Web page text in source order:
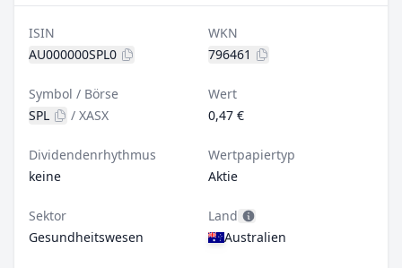
ISIN
AU000000SPL0
WKN
796461
Symbol / Börse
SPL
/ XASX
Wert
0,47 €
Dividendenrhythmus
keine
Wertpapiertyp
Aktie
Sektor
Gesundheitswesen
Land
Australien